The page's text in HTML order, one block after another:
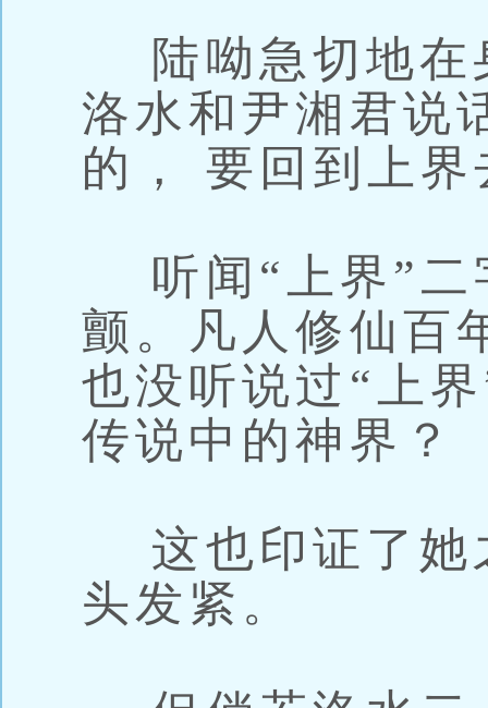
陆呦急切地在
洛水和尹湘君说
的， 要回到上界
听闻“上界”二
颤。凡人修仙百
也没听说过“上
传说中的神界？
这也印证了她
头发紧。